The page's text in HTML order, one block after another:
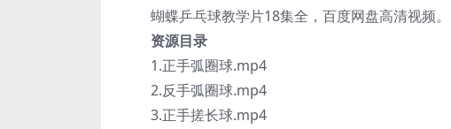
蝴蝶乒乓球教学片18集全，百度网盘高清视频。
资源目录
1.正手弧圈球.mp4
2.反手弧圈球.mp4
3.正手搓长球.mp4